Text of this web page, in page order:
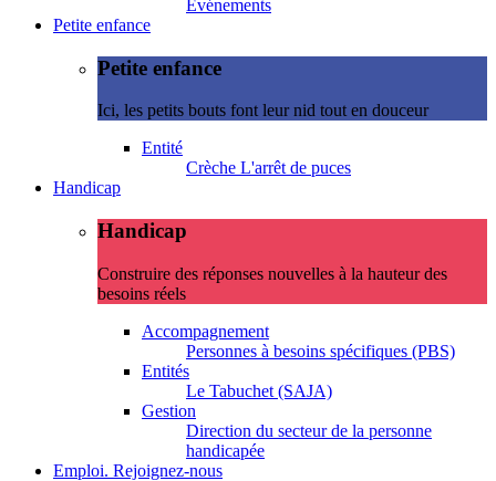
Evénements
Petite enfance
Petite enfance
Ici, les petits bouts font leur nid tout en douceur
Entité
Crèche L'arrêt de puces
Handicap
Handicap
Construire des réponses nouvelles à la hauteur des
besoins réels
Accompagnement
Personnes à besoins spécifiques (PBS)
Entités
Le Tabuchet (SAJA)
Gestion
Direction du secteur de la personne
handicapée
Emploi. Rejoignez-nous